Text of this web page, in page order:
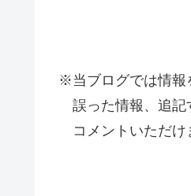
※当ブログでは情報
誤った情報、追記
コメントいただけ